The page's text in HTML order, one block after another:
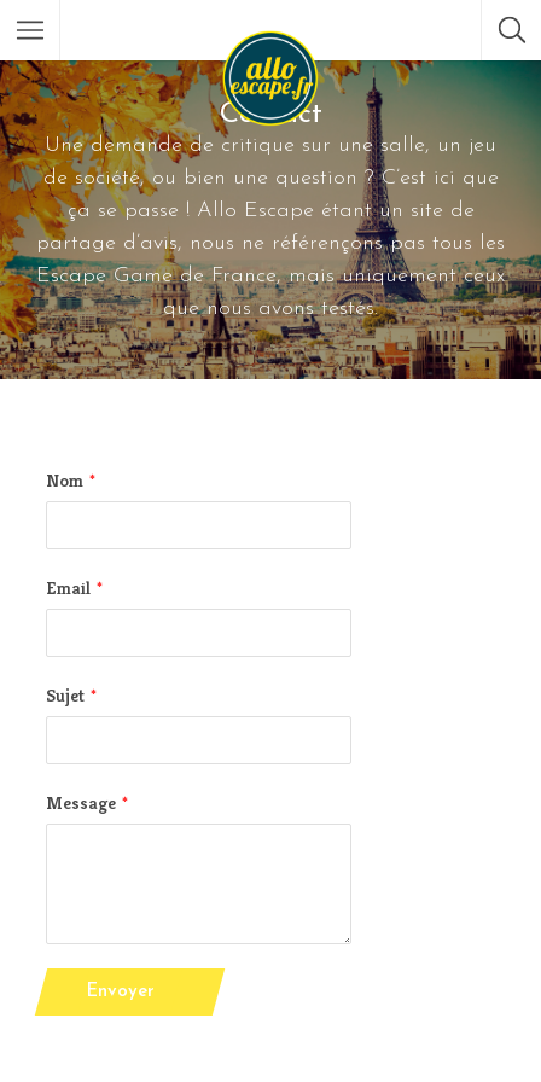
Contact
Une demande de critique sur une salle, un jeu
de société, ou bien une question ? C’est ici que
ça se passe ! Allo Escape étant un site de
partage d’avis, nous ne référençons pas tous les
Escape Game de France, mais uniquement ceux
que nous avons testés.
Nom *
Email *
Sujet *
Message *
Envoyer